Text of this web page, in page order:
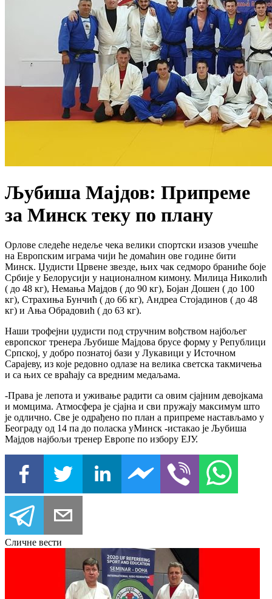
Љубиша Мајдов: Припреме
за Минск теку по плану
Орлове следеће недеље чека велики спортски изазов учешће
на Европским играма чији ће домаћин ове године бити
Минск. Џудисти Црвене звезде, њих чак седморо браниће боје
Србије у Белорусији у националном кимону. Милица Николић
( до 48 кг), Немања Мајдов ( до 90 кг), Бојан Дошен ( до 100
кг), Страхиња Бунчић ( до 66 кг), Андреа Стојадинов ( до 48
кг) и Ања Обрадовић ( до 63 кг).
Наши трофејни џудисти под стручним вођством најбољег
европског тренера Љубише Мајдова брусе форму у Републици
Српској, у добро познатој бази у Лукавици у Источном
Сарајеву, из које редовно одлазе на велика светска такмичења
и са њих се враћају са вредним медаљама.
-Права је лепота и уживање радити са овим сјајним девојкама
и момцима. Атмосфера је сјајна и сви пружају максимум што
је одлично. Све је одрађено по план а припреме настављамо у
Београду од 14 па до поласка уМинск -истакао је Љубиша
Мајдов најбољи тренер Европе по избору ЕЈУ.
Сличне вести